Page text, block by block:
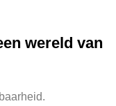
wereld van